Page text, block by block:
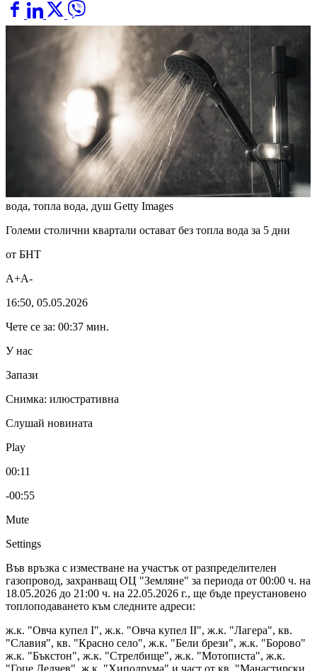
вода, топла вода, душ Getty Images
Големи столични квартали остават без топла вода за 5 дни
от БНТ
A+A-
16:50, 05.05.2026
Чете се за: 00:37 мин.
У нас
Запази
Снимка: илюстративна
Слушай новината
Play
00:11
-00:55
Mute
Settings
Във връзка с изместване на участък от разпределителен
газопровод, захранващ ОЦ "Земляне" за периода от 00:00 ч. на
18.05.2026 до 21:00 ч. на 22.05.2026 г., ще бъде преустановено
топлоподаването към следните адреси:
ж.к. "Овча купел І", ж.к. "Овча купел ІІ", ж.к. "Лагера", кв.
"Славия", кв. "Красно село", ж.к. "Бели брези", ж.к. "Борово"
ж.к. "Бъкстон", ж.к. "Стрелбище", ж.к. "Мотописта", ж.к.